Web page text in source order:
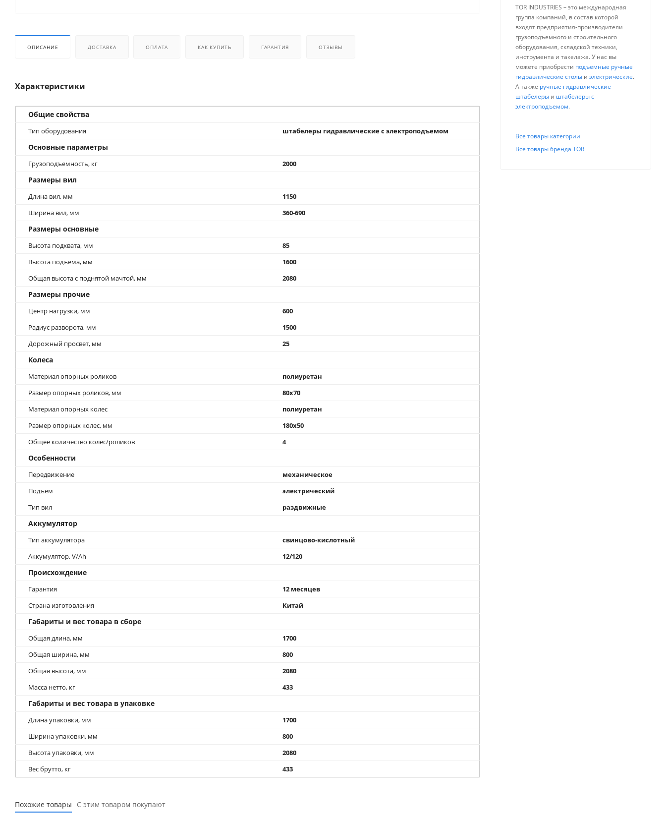
ОПИСАНИЕ ДОСТАВКА ОПЛАТА КАК КУПИТЬ ГАРАНТИЯ ОТЗЫВЫ
Характеристики
Общие свойства
Тип оборудования штабелеры гидравлические с электроподъемом
Основные параметры
Грузоподъемность, кг 2000
Размеры вил
Длина вил, мм
1150
Ширина вил, мм
360-690
Размеры основные
Высота подхвата, мм
85
Высота подъема, мм
1600
Общая высота с поднятой мачтой, мм
2080
Размеры прочие
Центр нагрузки, мм
600
Радиус разворота, мм
1500
Дорожный просвет, мм
25
Колеса
Материал опорных роликов
полиуретан
Размер опорных роликов, мм
80x70
Материал опорных колес
полиуретан
Размер опорных колес, мм
180x50
Общее количество колес/роликов
4
Особенности
Передвижение
механическое
Подъем
электрический
Тип вил
раздвижные
Аккумулятор
Тип аккумулятора
свинцово-кислотный
Аккумулятор, V/Ah
12/120
Происхождение
Гарантия
12 месяцев
Страна изготовления
Китай
Габариты и вес товара в сборе
Общая длина, мм
1700
Общая ширина, мм
800
Общая высота, мм
2080
Масса нетто, кг
433
Габариты и вес товара в упаковке
Длина упаковки, мм
1700
Ширина упаковки, мм
800
Высота упаковки, мм
2080
Вес брутто, кг
433
Похожие товары С этим товаром покупают
TOR INDUSTRIES – это международная
группа компаний, в состав которой
входят предприятия-производители
грузоподъемного и строительного
оборудования, складской техники,
инструмента и такелажа. У нас вы
можете приобрести подъемные ручные
гидравлические столы и электрические.
А также ручные гидравлические
штабелеры и штабелеры с
электроподъемом.
Все товары категории
Все товары бренда TOR